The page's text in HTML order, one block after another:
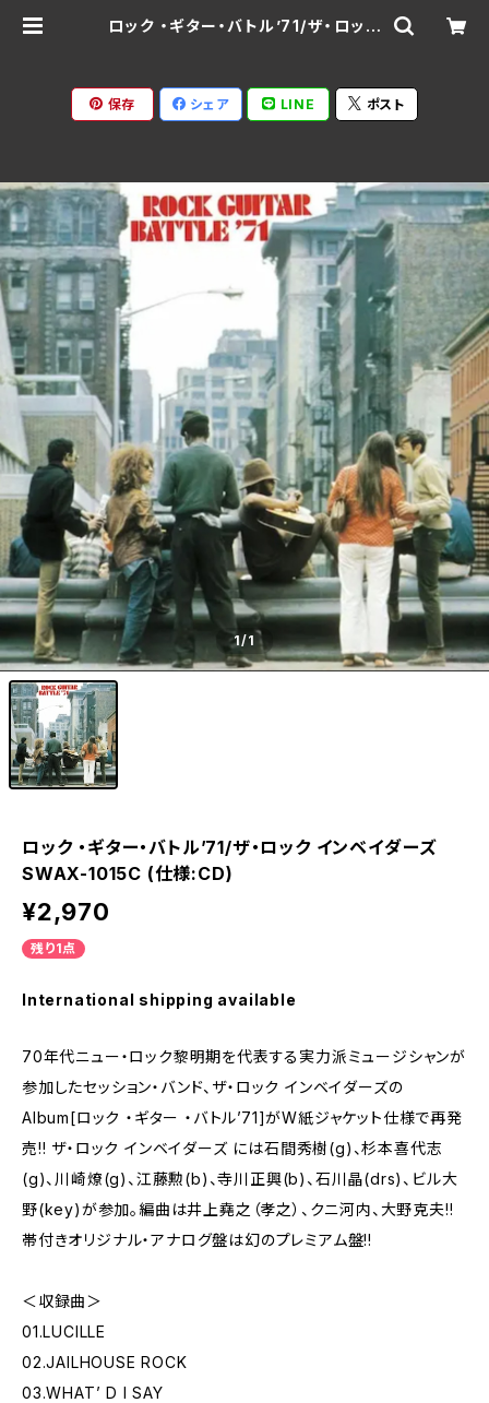
ロック ・ギター・バトル’71/ザ・ロック
保存 シェア LINE ポスト
1/1
ロック ・ギター・バトル’71/ザ・ロック インベイダーズ
SWAX-1015C (仕様:CD)
¥2,970
残り1点
International shipping available
70年代ニュー・ロック黎明期を代表する実力派ミュージシャンが
参加したセッション・バンド、ザ・ロック インベイダーズの
Album[ロック ・ギター ・バトル’71]がW紙ジャケット仕様で再発
売!! ザ・ロック インベイダーズ には石間秀樹(g)、杉本喜代志
(g)、川崎燎(g)、江藤勲(b)、寺川正興(b)、石川晶(drs)、ビル大
野(key)が参加。編曲は井上堯之（孝之）、クニ河内、大野克夫!!
帯付きオリジナル・アナログ盤は幻のプレミアム盤!!
＜収録曲＞
01.LUCILLE
02.JAILHOUSE ROCK
03.WHAT’ D I SAY